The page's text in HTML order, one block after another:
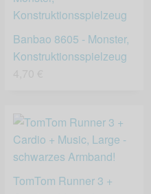
Banbao 8605 - Monster,
Konstruktionsspielzeug
TomTom Runner 3 +